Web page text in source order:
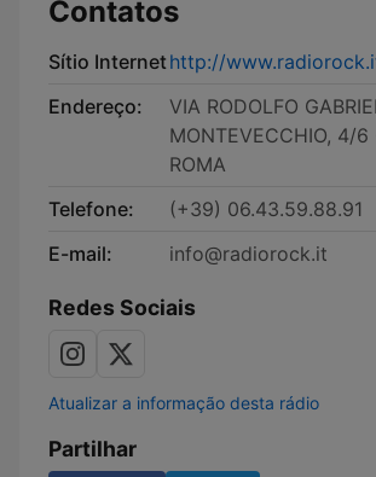
Contatos
Sítio Internethttp://
Endereço:
VIA RODOLFO
MONTEVECCHIO, 4/
ROMA
Telefone:
(+39) 06.43.59.88.91
E-mail:
info@radiorock.it
Redes Sociais
Atualizar a informação desta rádio
Partilhar